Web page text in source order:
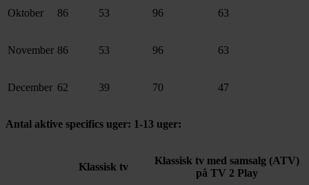
Oktober 86 53 96 63
November 86 53 96 63
December 62 39 70 47
Antal aktive specifics uger: 1-13 uger:
Klassisk tv
Klassisk tv med samsalg (ATV)
på TV 2 Play